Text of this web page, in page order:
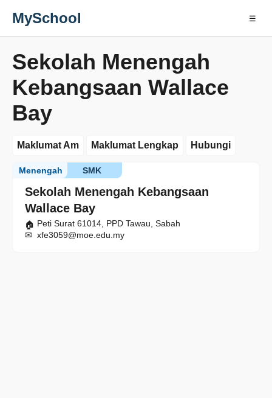
MySchool ☰
Sekolah Menengah
Kebangsaan Wallace
Bay
Maklumat Am Maklumat Lengkap Hubungi
Sekolah Menengah Kebangsaan
Wallace Bay
SMK
Menengah
Peti Surat 61014, PPD Tawau, Sabah
xfe3059@moe.edu.my